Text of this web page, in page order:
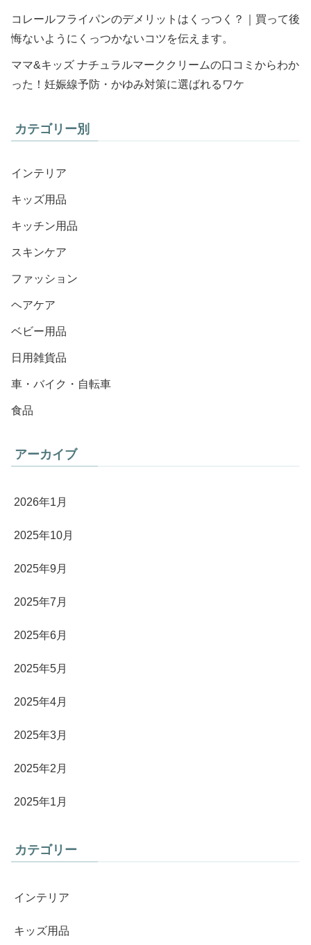
コレールフライパンのデメリットはくっつく？｜買って後
悔ないようにくっつかないコツを伝えます。
ママ&キッズ ナチュラルマーククリームの口コミからわか
った！妊娠線予防・かゆみ対策に選ばれるワケ
カテゴリー別
インテリア
キッズ用品
キッチン用品
スキンケア
ファッション
ヘアケア
ベビー用品
日用雑貨品
車・バイク・自転車
食品
アーカイブ
2026年1月
2025年10月
2025年9月
2025年7月
2025年6月
2025年5月
2025年4月
2025年3月
2025年2月
2025年1月
カテゴリー
インテリア
キッズ用品